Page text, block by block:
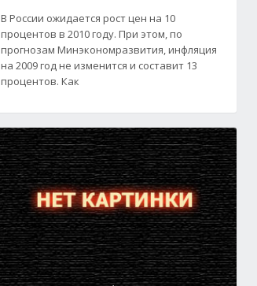
В России ожидается рост цен на 10
процентов в 2010 году. При этом, по
прогнозам Минэкономразвития, инфляция
на 2009 год не изменится и составит 13
процентов. Как